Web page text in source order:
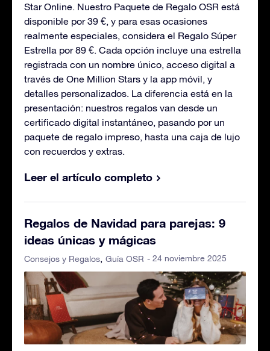
Star Online. Nuestro Paquete de Regalo OSR está
disponible por 39 €, y para esas ocasiones
realmente especiales, considera el Regalo Súper
Estrella por 89 €. Cada opción incluye una estrella
registrada con un nombre único, acceso digital a
través de One Million Stars y la app móvil, y
detalles personalizados. La diferencia está en la
presentación: nuestros regalos van desde un
certificado digital instantáneo, pasando por un
paquete de regalo impreso, hasta una caja de lujo
con recuerdos y extras.
Leer el artículo completo
Regalos de Navidad para parejas: 9
ideas únicas y mágicas
Consejos y Regalos Guía OSR - 24 noviembre 2025